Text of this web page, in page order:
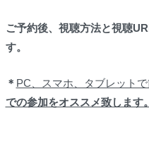
ご予約後、視聴方法と視聴
す。
＊ PC、スマホ、タブレット
での参加をオススメ致します。